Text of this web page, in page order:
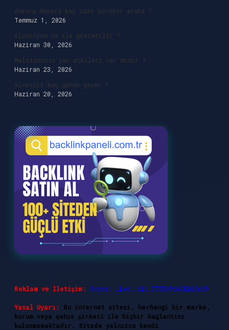
Ankara Amasra kaç saat sürüyor araba ?
Temmuz 1, 2026
Alüminyum ne ile gösterilir ?
Haziran 30, 2026
Melatoninin yan etkileri var mıdır ?
Haziran 23, 2026
Alveolit kaç günde geçer ?
Haziran 20, 2026
Reklam ve İletişim: Skype: live:.cid.575569c608265c69
Yasal Uyarı:
Bu internet sitesi, herhangi bir marka,
kurum veya şahıs şirketi ile hiçbir bağlantısı
bulunmamaktadır. Sitede yalnızca kendi